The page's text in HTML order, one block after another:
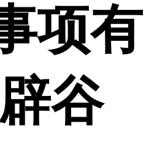
项有
谷